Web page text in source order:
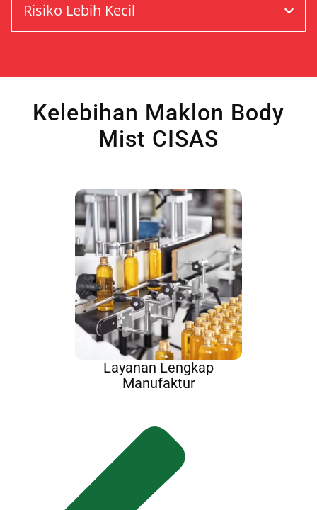
Risiko Lebih Kecil
Kelebihan Maklon Body
Mist CISAS
Layanan Lengkap
Manufaktur